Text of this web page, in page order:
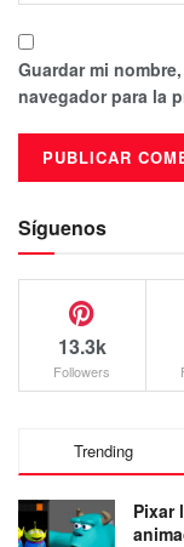
Guardar mi
navegador para la
Síguenos
13.3k
Followers
Trending
Pixar